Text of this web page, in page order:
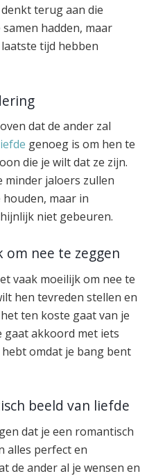
terug aan die
hadden, maar
tijd hebben
dat de ander zal
genoeg is om hen te
die je wilt dat ze zijn.
minder jaloers zullen
maar in
niet gebeuren.
om nee te zeggen
vaak moeilijk om nee te
hen tevreden stellen en
ten koste gaat van je
gaat akkoord met iets
omdat je bang bent
beeld van liefde
dat je een romantisch
alles perfect en
de ander al je wensen en